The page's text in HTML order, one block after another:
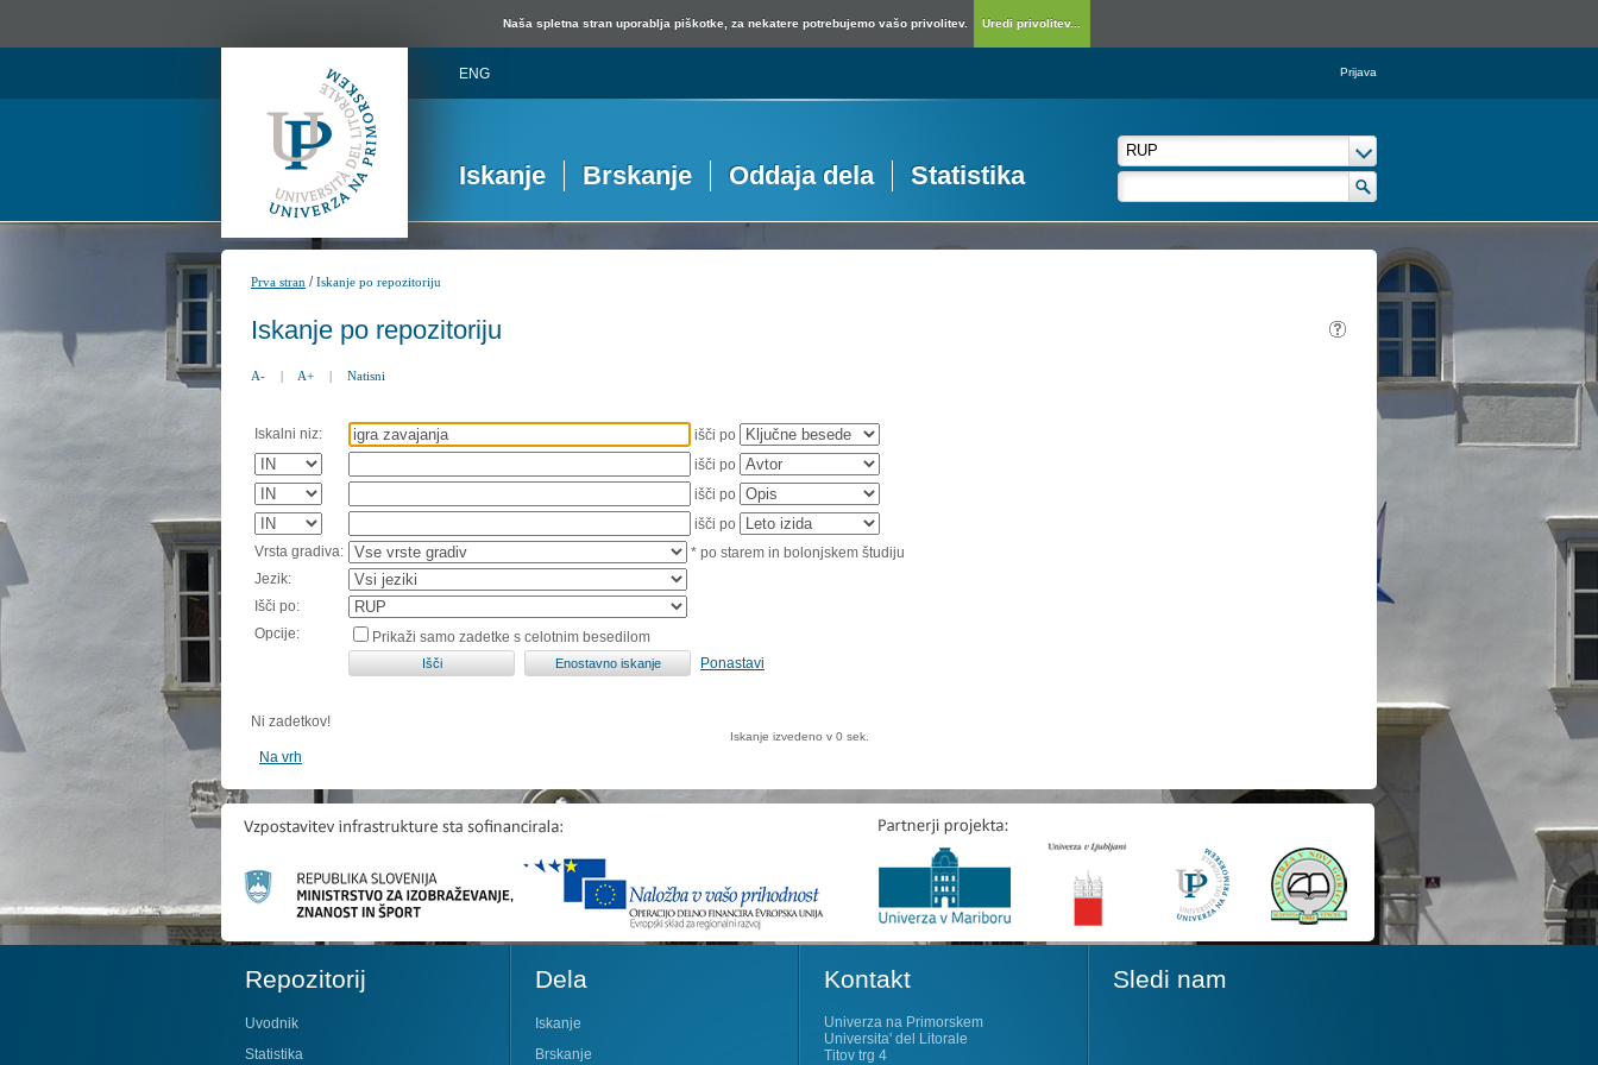
Naša spletna stran uporablja piškotke, za nekatere potrebujemo vašo privolitev. Uredi privolitev...
ENG Prijava
Iskanje Brskanje Oddaja dela Statistika
Prva stran /Iskanje po repozitoriju
Iskanje po repozitoriju
A- | A+ | Natisni
Iskalni niz:
išči po
išči po
išči po
išči po
Vrsta gradiva:
* po starem in bolonjskem študiju
Jezik:
Išči po:
Opcije:
Prikaži samo zadetke s celotnim besedilom
Ponastavi
Ni zadetkov!
Iskanje izvedeno v 0 sek.
Na vrh
Repozitorij
Uvodnik
Statistika
Dela
Iskanje
Brskanje
Kontakt
Univerza na Primorskem
Universita' del Litorale
Titov trg 4
Sledi nam